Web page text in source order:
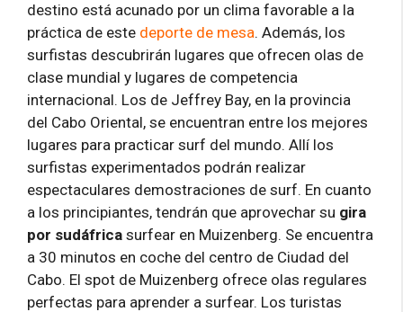
destino está acunado por un clima favorable a la
práctica de este deporte de mesa. Además, los
surfistas descubrirán lugares que ofrecen olas de
clase mundial y lugares de competencia
internacional. Los de Jeffrey Bay, en la provincia
del Cabo Oriental, se encuentran entre los mejores
lugares para practicar surf del mundo. Allí los
surfistas experimentados podrán realizar
espectaculares demostraciones de surf. En cuanto
a los principiantes, tendrán que aprovechar su gira
por sudáfrica surfear en Muizenberg. Se encuentra
a 30 minutos en coche del centro de Ciudad del
Cabo. El spot de Muizenberg ofrece olas regulares
perfectas para aprender a surfear. Los turistas